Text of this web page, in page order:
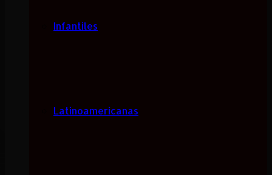
Infantiles
Latinoamericanas